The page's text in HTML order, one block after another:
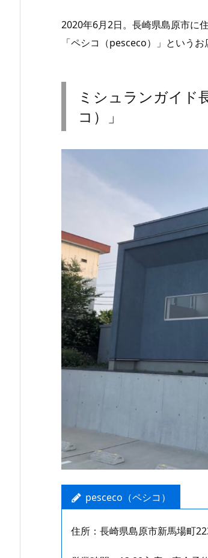
2020年6月2日。長崎県島原市に
「ペシコ（pesceco）」というお
ミシュランガイド
コ）」
pesceco（ペシコ）
住所：長崎県島原市新馬場町